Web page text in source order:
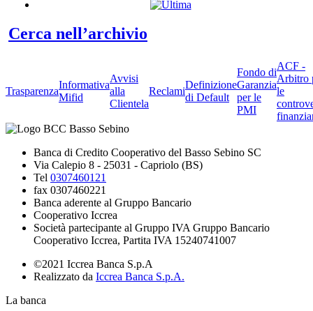
Cerca nell’archivio
Trasparenza
Informativa
Mifid
Avvisi
alla
Clientela
Reclami
Definizione
di Default
Fondo di
Garanzia
per le
PMI
ACF -
Arbitro
le
Banca di Credito Cooperativo del Basso Sebino SC
Via Calepio 8 - 25031 - Capriolo (BS)
Tel 0307460121
fax 0307460221
Banca aderente al Gruppo Bancario
Cooperativo Iccrea
Società partecipante al Gruppo IVA Gruppo Bancario
Cooperativo Iccrea, Partita IVA 15240741007
©2021 Iccrea Banca S.p.A
Realizzato da Iccrea Banca S.p.A.
La banca